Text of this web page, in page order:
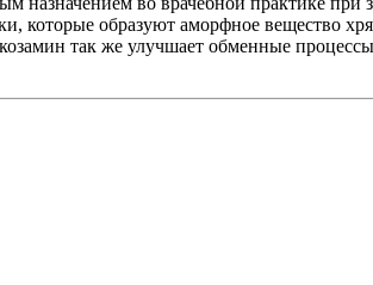
образуют аморфное вещество
так же улучшает обменные